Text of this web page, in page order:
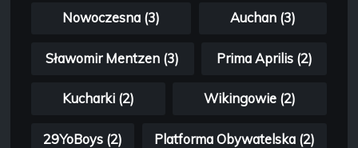
Nowoczesna (3) Auchan (3)
Sławomir Mentzen (3) Prima Aprilis (2)
Kucharki (2) Wikingowie (2)
29YoBoys (2) Platforma Obywatelska (2)